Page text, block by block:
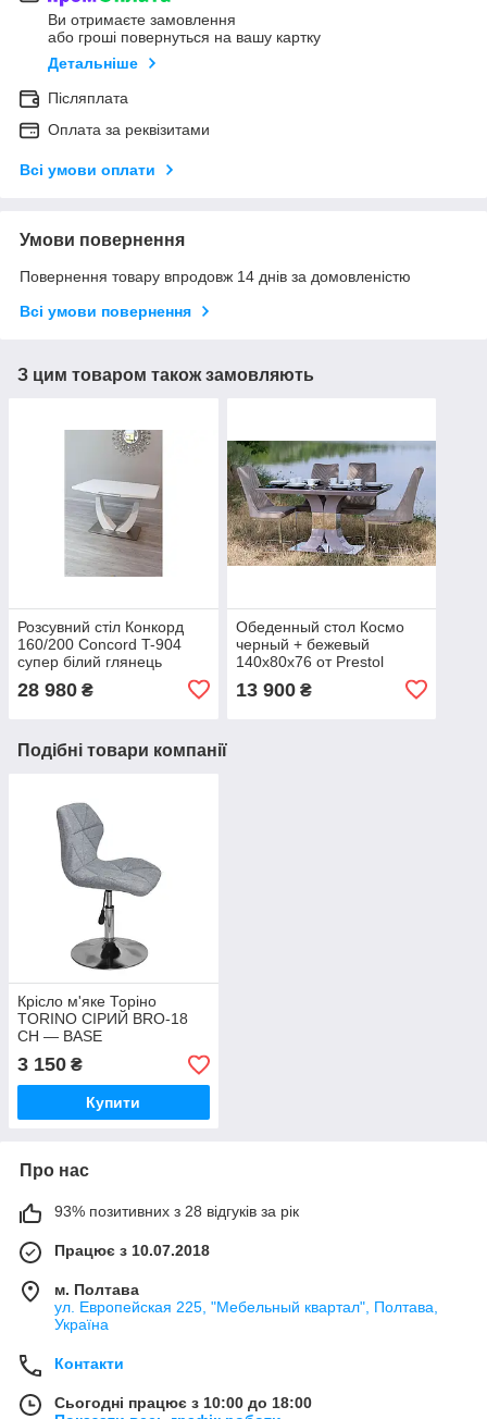
Ви отримаєте замовлення
або гроші повернуться на вашу картку
Детальніше
Післяплата
Оплата за реквізитами
Всі умови оплати
Умови повернення
Повернення товару впродовж 14 днів за домовленістю
Всі умови повернення
З цим товаром також замовляють
Розсувний стіл Конкорд
160/200 Concord T-904
супер білий глянець
28 980 ₴
Обеденный стол Космо
черный + бежевый
140x80x76 от Prestol
13 900₴
Подібні товари компанії
Крісло м'яке Торіно
TORINO СІРИЙ BRO-18
СН — BASE
3 150 ₴
Купити
Про нас
93% позитивних з 28 відгуків за рік
Працює з 10.07.2018
м. Полтава
ул. Европейская 225, "Мебельный квартал", Полтава,
Україна
Контакти
Сьогодні працює з 10:00 до 18:00